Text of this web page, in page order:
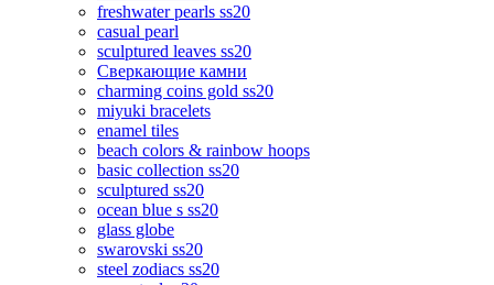
freshwater pearls ss20
casual pearl
sculptured leaves ss20
Сверкающие камни
charming coins gold ss20
miyuki bracelets
enamel tiles
beach colors & rainbow hoops
basic collection ss20
sculptured ss20
ocean blue s ss20
glass globe
swarovski ss20
steel zodiacs ss20